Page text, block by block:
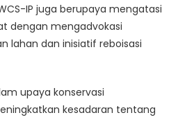
IP juga berupaya mengatasi
dengan mengadvokasi
lahan dan inisiatif reboisasi
upaya konservasi
kesadaran tentang